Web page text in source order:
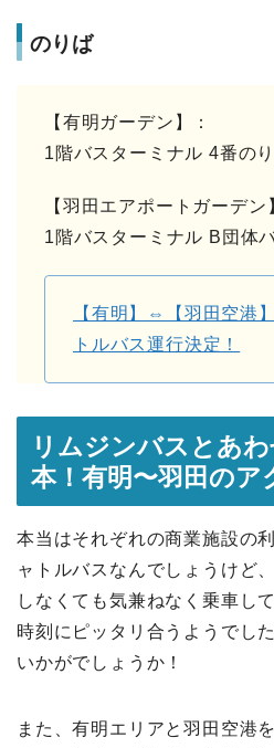
のりば
【有明ガーデン】：
1階バスターミナル 4番の
【羽田エアポートガーデン
1階バスターミナル B団体
【有明】⇔【羽田空港
トルバス運行決定！
リムジンバスとあ
本！有明〜羽田のア
本当はそれぞれの商業施設の
ャトルバスなんでしょうけど
しなくても気兼ねなく乗車し
時刻にピッタリ合うようでし
いかがでしょうか！
また、有明エリアと羽田空港